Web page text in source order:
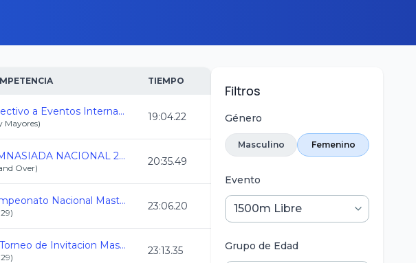
TIEMPO
Selectivo a Eventos Internacionales
Mayores)
19:04.22
GIMNASIADA NACIONAL 2025
Over)
20:35.49
Campeonato Nacional Master CL Nuevo Leon 2025
)
23:06.20
32 Torneo de Invitacion Master NORTE
)
23:13.35
Filtros
Género
Masculino Femenino
Evento
Grupo de Edad